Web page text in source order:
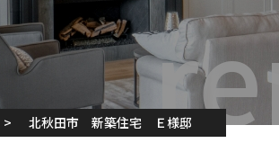
> 北秋田市 新築住宅 Ｅ様邸